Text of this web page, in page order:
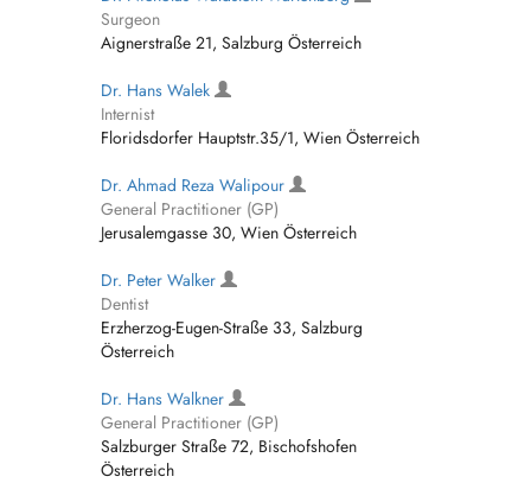
Surgeon
Aignerstraße 21, Salzburg Österreich
Dr. Hans Walek
Internist
Floridsdorfer Hauptstr.35/1, Wien Österreich
Dr. Ahmad Reza Walipour
General Practitioner (GP)
Jerusalemgasse 30, Wien Österreich
Dr. Peter Walker
Dentist
Erzherzog-Eugen-Straße 33, Salzburg
Österreich
Dr. Hans Walkner
General Practitioner (GP)
Salzburger Straße 72, Bischofshofen
Österreich